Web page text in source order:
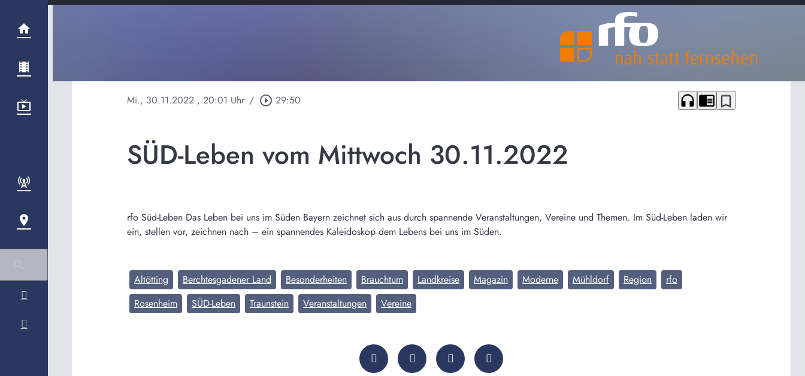
Mi., 30.11.2022 , 20:01 Uhr / play_circle_outline 29:50 headphones chrome_reader_mode bookmark_border
SÜD-Leben vom Mittwoch 30.11.2022
rfo Süd-Leben Das Leben bei uns im Süden Bayern zeichnet sich aus durch spannende Veranstaltungen, Vereine und Themen. Im Süd-Leben laden wir
ein, stellen vor, zeichnen nach – ein spannendes Kaleidoskop dem Lebens bei uns im Süden.
Altötting Berchtesgadener Land Besonderheiten Brauchtum Landkreise Magazin Moderne Mühldorf Region
rfo
Rosenheim
SÜD-Leben Traunstein Veranstaltungen Vereine